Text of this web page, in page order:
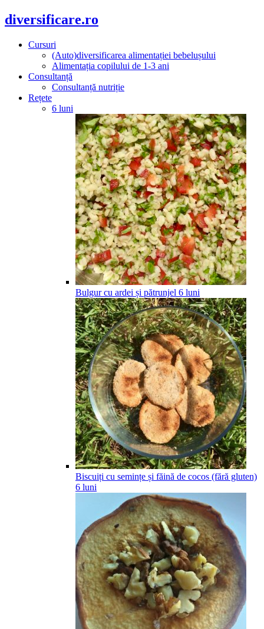
diversificare.ro
Cursuri
(Auto)diversificarea alimentației bebelușului
Alimentația copilului de 1-3 ani
Consultanță
Consultanță nutriție
Rețete
6 luni
Bulgur cu ardei și pătrunjel 6 luni
Biscuiți cu semințe și făină de cocos (fără gluten)
6 luni